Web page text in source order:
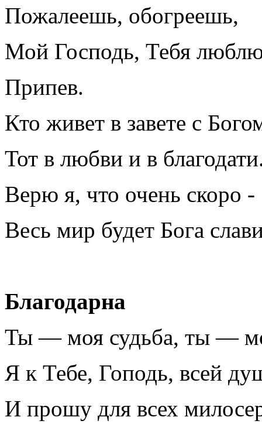
Пожалеешь, обогреешь,
Мой Господь, Тебя
Припев.
Кто живет в завете с
Тот в любви и в
Верю я, что очень скоро -
Весь мир будет Бога
Благодарна
Ты — моя судьба, ты —
Я к Тебе, Гоподь, всей
И прошу для всех